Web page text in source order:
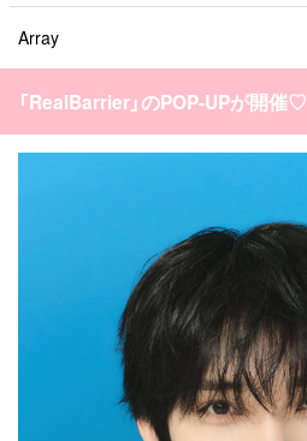
キュレーター一覧
プライバシーポリシー
お問い合わせ
韓国旅行 韓国ファッション
メイク k-pop コスメ
カフェ
Array
「RealBarrier」のPOP-UPが開催♡